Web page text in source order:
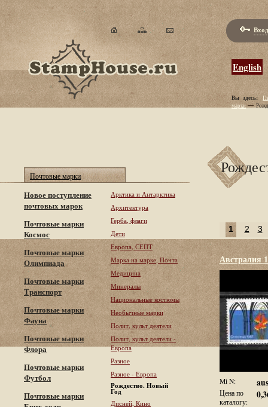
English
Вы здесь:
марки
Почтовые марки
Новое поступление
почтовых марок
Почтовые марки
Космос
Почтовые марки
Олимпиада
Почтовые марки
Транспорт
Почтовые марки
Фауна
Почтовые марки
Флора
Почтовые марки
Футбол
Почтовые марки
Арктика и Антарктика
Архитектура
Герба, флаги
Дети
Европа, СЕПТ
Марка на марке, Почта
Медицина
Минералы
Национальные костюмы
Необычные марки
Полит, культ деятели
Полит, культ деятели -
Европа
Разное
Разное - Европа
Рождество. Новый
Год
Дисней, Кино
1 2 3
Австралия
Mi N:
Цена по
каталогу: